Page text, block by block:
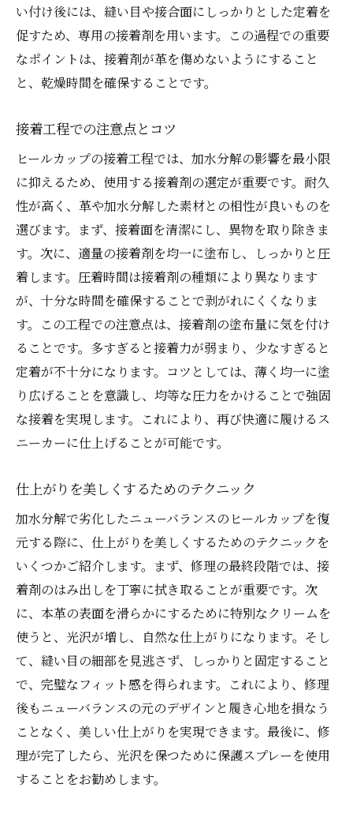
い付け後には、縫い目や接合面にしっかりとした定着を
促すため、専用の接着剤を用います。この過程での重要
なポイントは、接着剤が革を傷めないようにすること
と、乾燥時間を確保することです。
接着工程での注意点とコツ
ヒールカップの接着工程では、加水分解の影響を最小限
に抑えるため、使用する接着剤の選定が重要です。耐久
性が高く、革や加水分解した素材との相性が良いものを
選びます。まず、接着面を清潔にし、異物を取り除きま
す。次に、適量の接着剤を均一に塗布し、しっかりと圧
着します。圧着時間は接着剤の種類により異なります
が、十分な時間を確保することで剥がれにくくなりま
す。この工程での注意点は、接着剤の塗布量に気を付け
ることです。多すぎると接着力が弱まり、少なすぎると
定着が不十分になります。コツとしては、薄く均一に塗
り広げることを意識し、均等な圧力をかけることで強固
な接着を実現します。これにより、再び快適に履けるス
ニーカーに仕上げることが可能です。
仕上がりを美しくするためのテクニック
加水分解で劣化したニューバランスのヒールカップを復
元する際に、仕上がりを美しくするためのテクニックを
いくつかご紹介します。まず、修理の最終段階では、接
着剤のはみ出しを丁寧に拭き取ることが重要です。次
に、本革の表面を滑らかにするために特別なクリームを
使うと、光沢が増し、自然な仕上がりになります。そし
て、縫い目の細部を見逃さず、しっかりと固定すること
で、完璧なフィット感を得られます。これにより、修理
後もニューバランスの元のデザインと履き心地を損なう
ことなく、美しい仕上がりを実現できます。最後に、修
理が完了したら、光沢を保つために保護スプレーを使用
することをお勧めします。